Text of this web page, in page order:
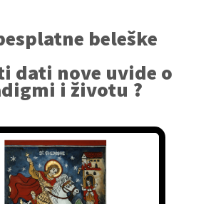
beleške
dati nove uvide o
i životu ?
Preuzmi ispod